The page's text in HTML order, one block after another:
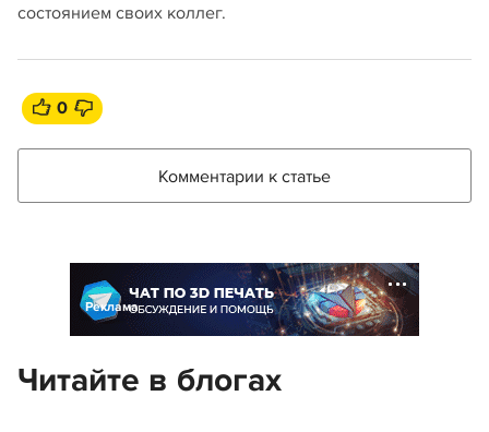
состоянием своих коллег.
0
Комментарии к статье
Реклама
Читайте в блогах